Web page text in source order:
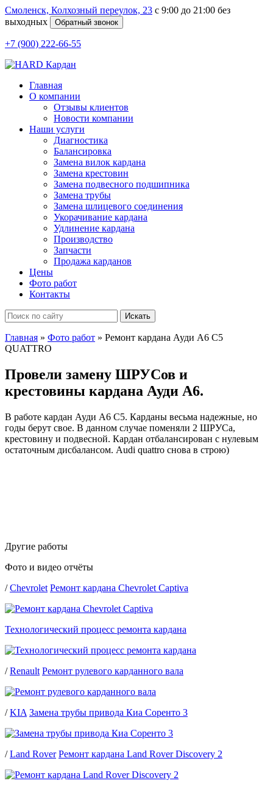
Смоленск, Колхозный переулок, 23 c 9:00 до 21:00 без
выходных
+7 (900) 222-66-55
Главная
О компании
Отзывы клиентов
Новости компании
Наши услуги
Диагностика
Балансировка
Замена вилок кардана
Замена крестовин
Замена подвесного подшипника
Замена трубы
Замена шлицевого соединения
Укорачивание кардана
Удлинение кардана
Производство
Запчасти
Продажа карданов
Цены
Фото работ
Контакты
Главная » Фото работ » Ремонт кардана Ауди А6 С5
QUATTRO
Провели замену ШРУСов и
крестовины кардана Ауди А6.
В работе кардан Ауди А6 С5. Карданы весьма надежные, но
годы берут свое. В данном случае поменяли 2 ШРУСа,
крестовину и подвесной. Кардан отбалансирован с нулевым
остаточным дисбалансом. Audi quattro снова в строю)
Другие работы
Фото и видео отчёты
/Chevrolet Ремонт кардана Chevrolet Captiva
Технологический процесс ремонта кардана
/Renault Ремонт рулевого карданного вала
/KIA Замена трубы привода Киа Соренто 3
/Land Rover Ремонт кардана Land Rover Discovery 2